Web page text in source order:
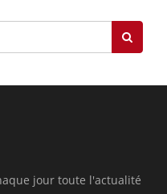
jour toute l'actualité